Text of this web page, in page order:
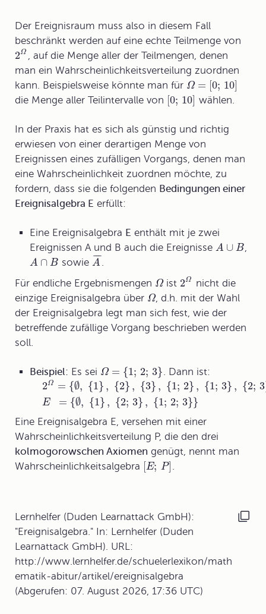
Der Ereignisraum muss also in diesem Fall
beschränkt werden auf eine echte Teilmenge von
2Ω
, auf die Menge aller der Teilmengen, denen
man ein Wahrscheinlichkeitsverteilung zuordnen
kann. Beispielsweise könnte man für Ω = [0; 10]
die Menge aller Teilintervalle von [0; 10] wählen.
In der Praxis hat es sich als günstig und richtig
erwiesen von einer derartigen Menge von
Ereignissen eines zufälligen Vorgangs, denen man
eine Wahrscheinlichkeit zuordnen möchte, zu
fordern, dass sie die folgenden Bedingungen einer
Ereignisalgebra E erfüllt:
Eine Ereignisalgebra E enthält mit je zwei
Ereignissen A und B auch die Ereignisse A ∪ B
A ∩ B sowie A
¯¯
¯
Für endliche Ergebnismengen Ωist 2Ω
nicht die
einzige Ereignisalgebra über Ω, d.h. mit der Wahl
der Ereignisalgebra legt man sich fest, wie der
betreffende zufällige Vorgang beschrieben werden
soll.
Beispiel: Es sei Ω = {1; 2; 3} . Dann ist:
2Ω = {∅, {1} , {2} , {3} , {1; 2} , {1; 3} , {2; 3
E = {∅, {1} , {2; 3} , {1; 2; 3}}
Eine Ereignisalgebra E, versehen mit einer
Wahrscheinlichkeitsverteilung P, die den drei
kolmogorowschen Axiomen genügt, nennt man
Wahrscheinlichkeitsalgebra
E; P] .
Lernhelfer (Duden Learnattack GmbH):
"Ereignisalgebra." In: Lernhelfer (Duden
Learnattack GmbH). URL:
http://www.lernhelfer.de/schuelerlexikon/math
ematik-abitur/artikel/ereignisalgebra
(Abgerufen: 07. August 2026, 17:36 UTC)